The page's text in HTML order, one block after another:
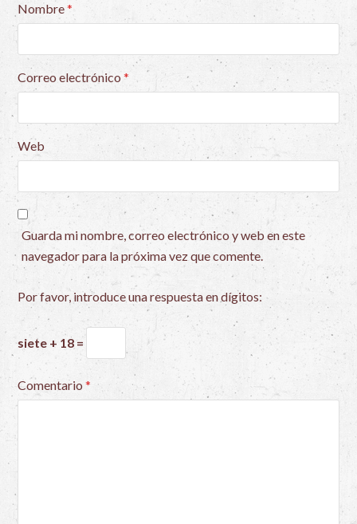
Nombre*
Correo electrónico*
Web
Guarda mi nombre, correo electrónico y web en este
navegador para la próxima vez que comente.
Por favor, introduce una respuesta en dígitos:
siete + 18 =
Comentario*